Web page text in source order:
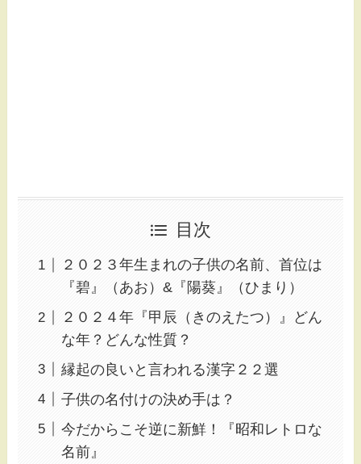
目次
２０２３年生まれの子供の名前、首位は
『碧』（あお）&『陽葵』（ひまり）
２０２４年『甲辰（きのえたつ）』どん
な年？どんな性質？
縁起の良いと言われる漢字２２選
子供の名付けの決め手は？
今だからこそ逆に新鮮！『昭和レトロな
名前』